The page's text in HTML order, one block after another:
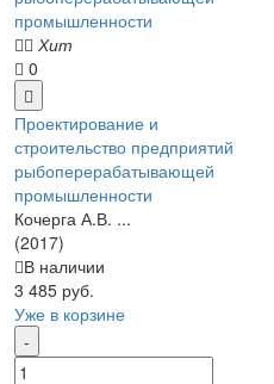
Хит
0
Проектирование и
строительство предприятий
рыбоперерабатывающей
промышленности
Кочерга А.В. ...
(2017)
В наличии
3 485 руб.
Уже в корзине